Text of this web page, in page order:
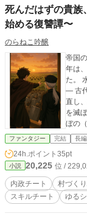
死んだはずの貴族
始める復讐譚〜
のらねこ吟醸
帝国
年は
た。 水も農具も未来もない、限界集落で彼が手にしたのは―
― 古代
直し
を滅ぼした仇
ぼの
ファンタジー 完結 長編
24h.ポイント 35pt
小説 20,225 位 /
内政チート 村づく
スキルチート
ゆる